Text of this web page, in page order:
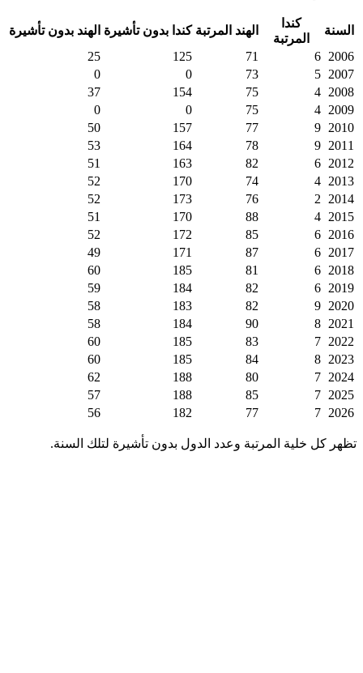
السنة
كندا
المرتبة
الهند المرتبة كندا بدون تأشيرة الهند بدون تأشيرة
2006
6
71
125
25
2007
5
73
0
0
2008
4
75
154
37
2009
4
75
0
0
2010
9
77
157
50
2011
9
78
164
53
2012
6
82
163
51
2013
4
74
170
52
2014
2
76
173
52
2015
4
88
170
51
2016
6
85
172
52
2017
6
87
171
49
2018
6
81
185
60
2019
6
82
184
59
2020
9
82
183
58
2021
8
90
184
58
2022
7
83
185
60
2023
8
84
185
60
2024
7
80
188
62
2025
7
85
188
57
2026
7
77
182
56
تظهر كل خلية المرتبة وعدد الدول بدون تأشيرة لتلك السنة.